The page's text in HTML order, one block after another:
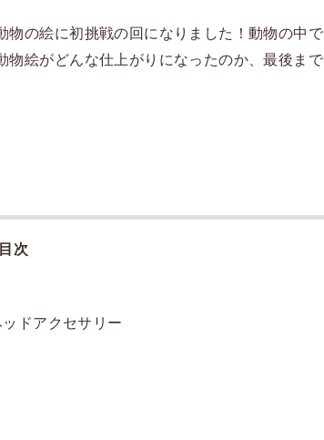
の絵に初挑戦の回になりました！動物の中で
物絵がどんな仕上がりになったのか、最後まで
目次
ドアクセサリー